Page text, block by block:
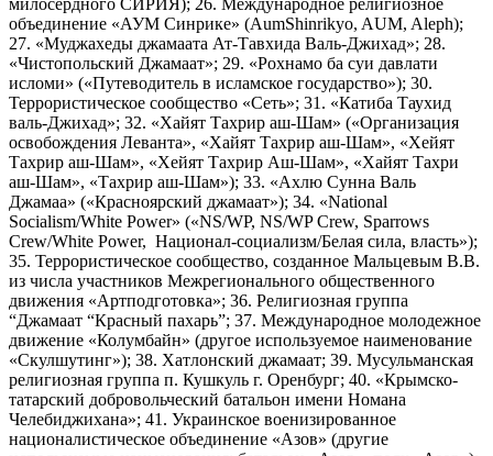
объединение «АУМ Синрике» (AumShinrikyo, AUM, Aleph);
27. «Муджахеды джамаата Ат-Тавхида Валь-Джихад»; 28.
«Чистопольский Джамаат»; 29. «Рохнамо ба суи давлати
исломи» («Путеводитель в исламское государство»); 30.
Террористическое сообщество «Сеть»; 31. «Катиба Таухид
валь-Джихад»; 32. «Хайят Тахрир аш-Шам» («Организация
освобождения Леванта», «Хайят Тахрир аш-Шам», «Хейят
Тахрир аш-Шам», «Хейят Тахрир Аш-Шам», «Хайят Тахри
аш-Шам», «Тахрир аш-Шам»); 33. «Ахлю Сунна Валь
Джамаа» («Красноярский джамаат»); 34. «National
Socialism/White Power» («NS/WP, NS/WP Crew, Sparrows
Crew/White Power, Национал-социализм/Белая сила, власть»);
35. Террористическое сообщество, созданное Мальцевым В.В.
из числа участников Межрегионального общественного
движения «Артподготовка»; 36. Религиозная группа
“Джамаат “Красный пахарь”; 37. Международное молодежное
движение «Колумбайн» (другое используемое наименование
«Скулшутинг»); 38. Хатлонский джамаат; 39. Мусульманская
религиозная группа п. Кушкуль г. Оренбург; 40. «Крымско-
татарский добровольческий батальон имени Номана
Челебиджихана»; 41. Украинское военизированное
националистическое объединение «Азов» (другие